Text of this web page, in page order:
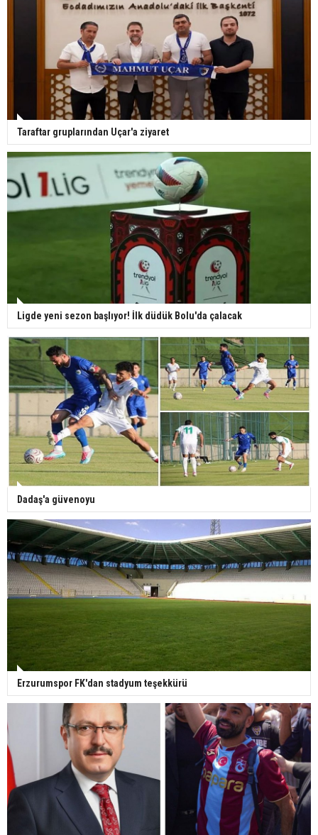
Taraftar gruplarından Uçar'a ziyaret
Ligde yeni sezon başlıyor! İlk düdük Bolu'da çalacak
Dadaş'a güvenoyu
Erzurumspor FK'dan stadyum teşekkürü